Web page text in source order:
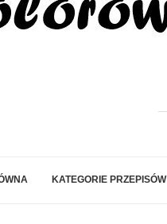
KATEGORIE PRZEPISÓW